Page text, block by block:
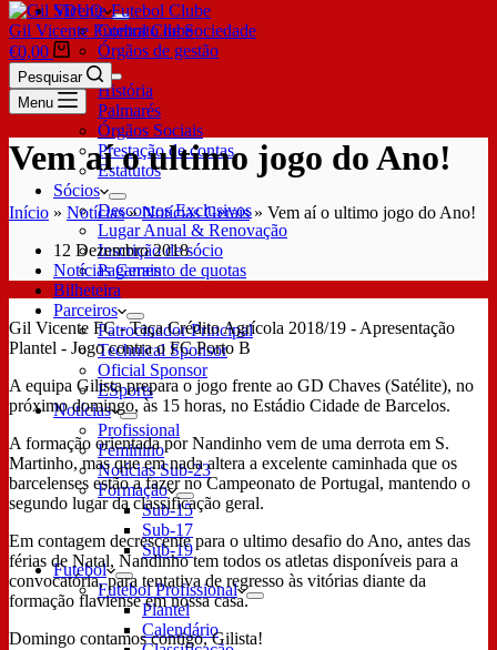
SDUQ
Contrato de Sociedade
Órgãos de gestão
Clube
História
Palmarés
Órgãos Sociais
Prestação de contas
Estatutos
Sócios
Descontos Exclusivos
Lugar Anual & Renovação
Inscrição de sócio
Pagamento de quotas
Bilheteira
Parceiros
Patrocinador Principal
Technical Sponsor
Oficial Sponsor
ESports
Notícias
Profissional
Feminino
Notícias Sub-23
Formação
Sub-15
Sub-17
Sub-19
Futebol
Futebol Profissional
Plantel
Calendário
Gil Vicente Futebol Clube
€0,00
Pesquisar
Menu
Vem aí o ultimo jogo do Ano!
Início » Notícias»Notícias Gerais» Vem aí o ultimo jogo do Ano!
12 Dezembro 2018
Notícias Gerais
Gil Vicente FC - Taça Crédito Agrícola 2018/19 - Apresentação
Plantel - Jogo contra o FC Porto B
A equipa Gilista prepara o jogo frente ao GD Chaves (Satélite), no
próximo domingo, às 15 horas, no Estádio Cidade de Barcelos.
A formação orientada por Nandinho vem de uma derrota em S.
Martinho, mas que em nada altera a excelente caminhada que os
barcelenses estão a fazer no Campeonato de Portugal, mantendo o
segundo lugar da classificação geral.
Em contagem decrescente para o ultimo desafio do Ano, antes das
férias de Natal, Nandinho tem todos os atletas disponíveis para a
convocatória, para tentativa de regresso às vitórias diante da
formação flaviense em nossa casa.
Domingo contamos contigo, Gilista!